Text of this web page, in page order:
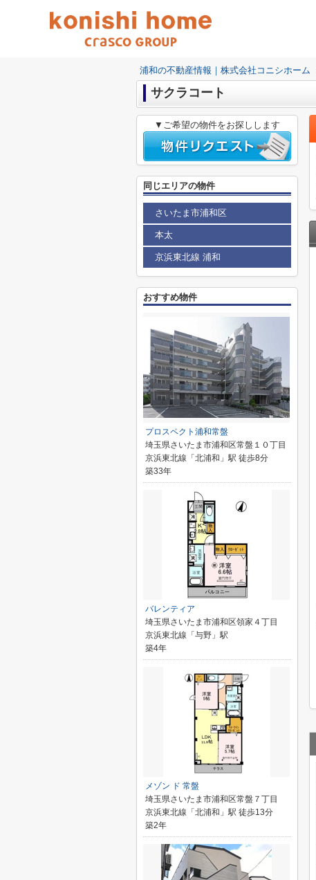
浦和の不動産情報｜株式会社コニシホーム
サクラコート
▼ご希望の物件をお探しします
同じエリアの物件
さいたま市浦和区
本太
京浜東北線 浦和
おすすめ物件
プロスペクト浦和常盤
埼玉県さいたま市浦和区常盤１０丁目
京浜東北線「北浦和」駅 徒歩8分
築33年
バレンティア
埼玉県さいたま市浦和区領家４丁目
京浜東北線「与野」駅
築4年
メゾン ド 常盤
埼玉県さいたま市浦和区常盤７丁目
京浜東北線「北浦和」駅 徒歩13分
築2年